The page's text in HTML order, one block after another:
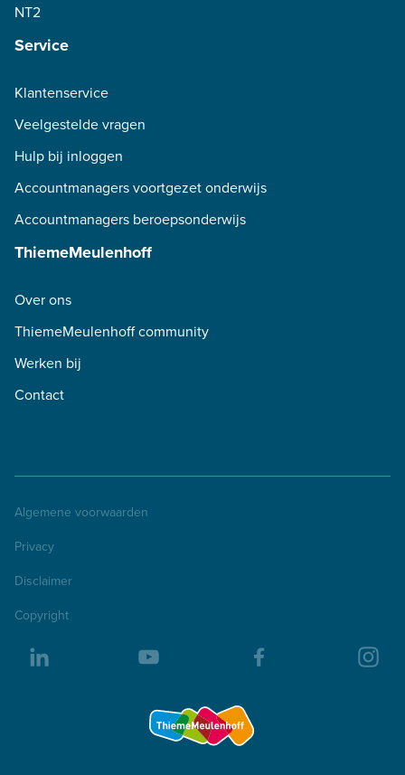
NT2
Service
Klantenservice
Veelgestelde vragen
Hulp bij inloggen
Accountmanagers voortgezet onderwijs
Accountmanagers beroepsonderwijs
ThiemeMeulenhoff
Over ons
ThiemeMeulenhoff community
Werken bij
Contact
Algemene voorwaarden
Privacy
Disclaimer
Copyright